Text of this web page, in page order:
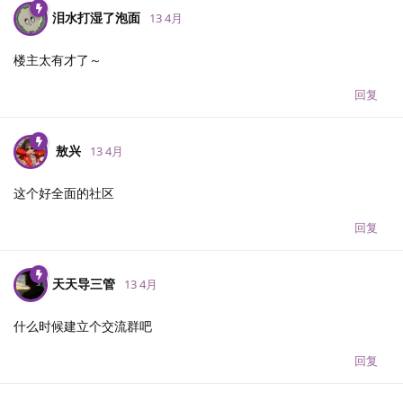
泪水打湿了泡面 13 4月
楼主太有才了～
回复
敖兴 13 4月
这个好全面的社区
回复
天天导三管 13 4月
什么时候建立个交流群吧
回复